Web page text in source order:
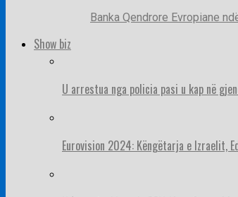
Banka Qendrore Evropiane
Show biz
U arrestua nga policia pasi u kap në
Eurovision 2024: Këngëtarja e Izraelit,